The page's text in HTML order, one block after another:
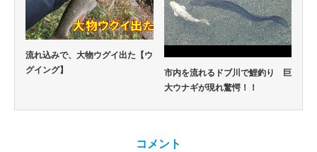
流れ込みで、大物ウグイ出た【ウ
グイング】
市内を流れるドブ川で鯉釣り 巨
大ウナギが現れ驚愕！！
コメント